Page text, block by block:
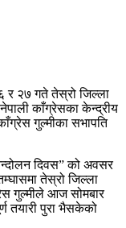
र २७ गते तेस्रो जिल्ला
काँग्रेसका केन्द्रीय
गुल्मीका सभापति
दिवस” को अवसर
तेस्रो जिल्ला
गुल्मीले आज सोमबार
तयारी पुरा भैसकेको